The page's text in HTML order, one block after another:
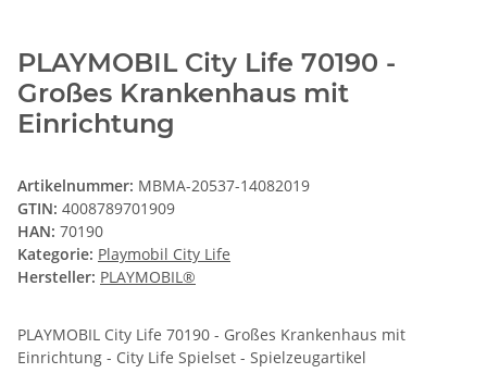
PLAYMOBIL City Life 70190 -
Großes Krankenhaus mit
Einrichtung
Artikelnummer: MBMA-20537-14082019
GTIN: 4008789701909
HAN: 70190
Kategorie: Playmobil City Life
Hersteller: PLAYMOBIL®
PLAYMOBIL City Life 70190 - Großes Krankenhaus mit
Einrichtung - City Life Spielset - Spielzeugartikel